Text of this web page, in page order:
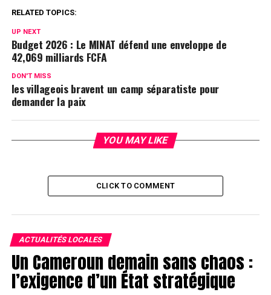
RELATED TOPICS:
UP NEXT
Budget 2026 : Le MINAT défend une enveloppe de
42,069 milliards FCFA
DON'T MISS
les villageois bravent un camp séparatiste pour
demander la paix
YOU MAY LIKE
CLICK TO COMMENT
ACTUALITÉS LOCALES
Un Cameroun demain sans chaos :
l’exigence d’un État stratégique